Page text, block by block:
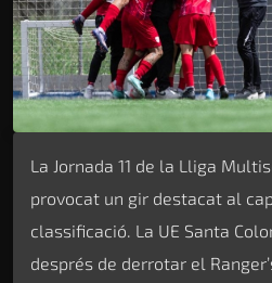
La Jornada 11 de la Lliga
provocat un gir destacat al
classificació. La UE Santa
després de derrotar el